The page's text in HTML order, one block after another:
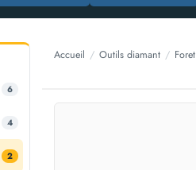
6
4
2
Accueil / Outils diamant /